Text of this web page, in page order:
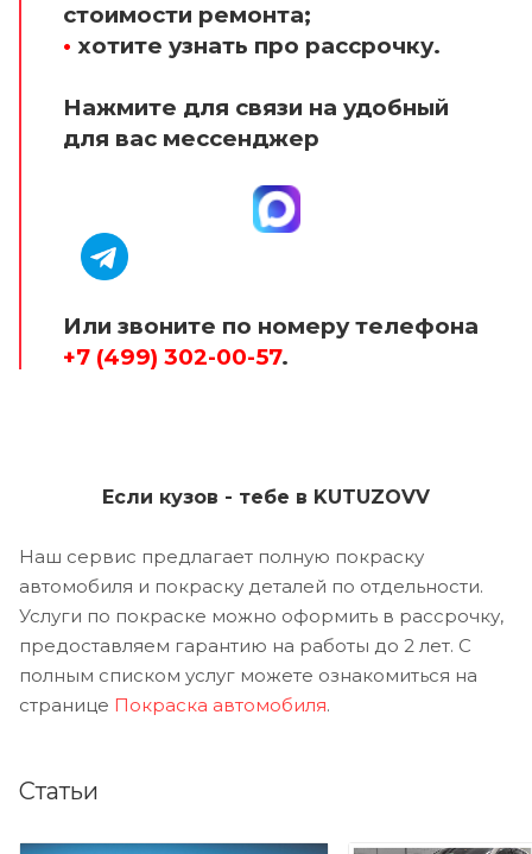
стоимости ремонта;
• хотите узнать про рассрочку.
Нажмите для связи на удобный
для вас мессенджер
Или звоните по номеру телефона
+7 (499) 302-00-57.
Если кузов - тебе в KUTUZOVV
Наш сервис предлагает полную покраску
автомобиля и покраску деталей по отдельности.
Услуги по покраске можно оформить в рассрочку,
предоставляем гарантию на работы до 2 лет. С
полным списком услуг можете ознакомиться на
странице Покраска автомобиля.
Статьи